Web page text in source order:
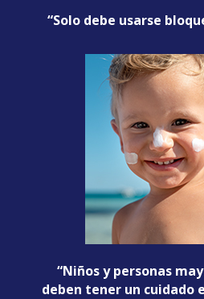
“Solo debe usarse
“Niños y personas
deben tener un cuidado